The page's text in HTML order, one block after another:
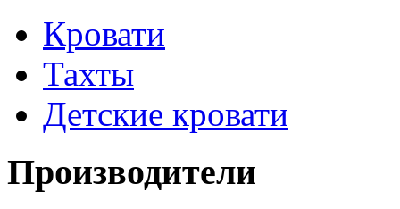
Кровати
Тахты
Детские кровати
Производители